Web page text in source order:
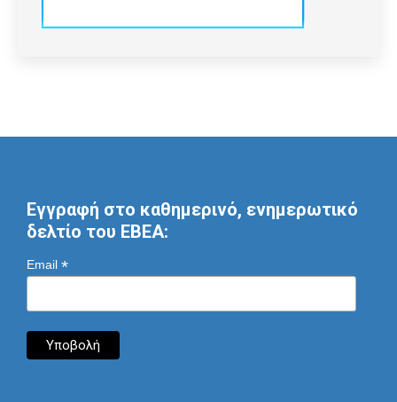
Εγγραφή στο καθημερινό, ενημερωτικό
δελτίο του ΕΒΕΑ:
Email *